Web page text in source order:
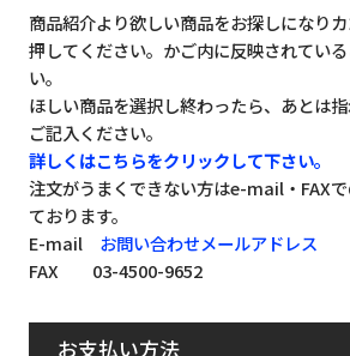
商品紹介より欲しい商品をお探しになり
押してください。かご内に反映されてい
い。
ほしい商品を選択し終わったら、あとは
ご記入ください。
詳しくはこちらをクリックして下さい。
注文がうまくできない方はe-mail・FAX
ております。
E-mail お問い合わせメールアドレス
FAX 03-4500-9652
お支払い方法